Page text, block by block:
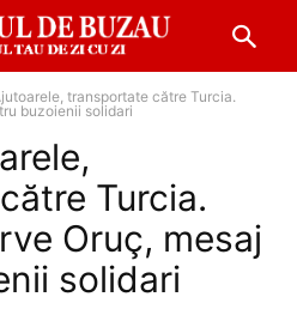
transportate către Turcia.
buzoienii solidari
Turcia.
Oruç, mesaj
solidari